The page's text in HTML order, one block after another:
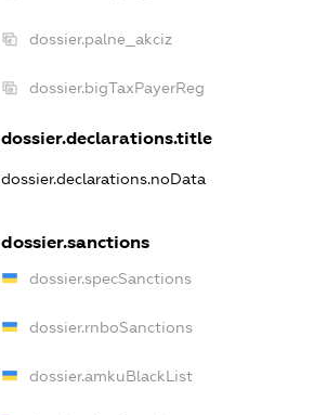
dossier.palne_akciz
dossier.bigTaxPayerReg
dossier.declarations.title
dossier.declarations.noData
dossier.sanctions
dossier.specSanctions
dossier.rnboSanctions
dossier.amkuBlackList